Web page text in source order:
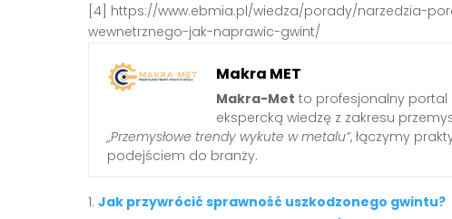
[4] https://www.ebmia.pl/wiedza/porady/narzedzia-
wewnetrznego-jak-naprawic-gwint/
Makra MET
Makra-Met to profesjonalny portal
ekspercką wiedzę z zakresu
„Przemysłowe trendy wykute w metalu”, łączymy
podejściem do branży.
Jak przywrócić sprawność uszkodzonego gwintu?